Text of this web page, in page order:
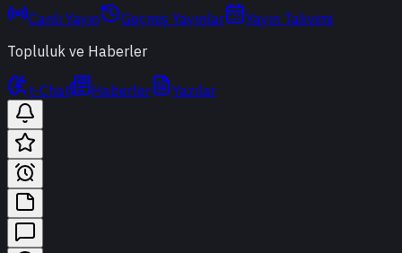
Canlı Yayın Geçmiş Yayınlar
Yayın Takvimi
Topluluk ve Haberler
t-Chat Haberler Yazılar